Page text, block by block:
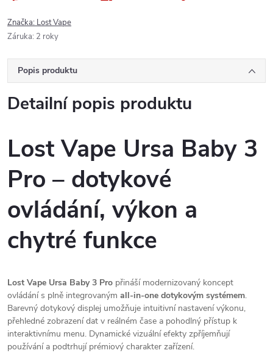
Značka: Lost Vape
Záruka: 2 roky
Popis produktu
Detailní popis produktu
Lost Vape Ursa Baby 3
Pro – dotykové
ovládání, výkon a
chytré funkce
Lost Vape Ursa Baby 3 Pro přináší modernizovaný koncept
ovládání s plně integrovaným all-in-one dotykovým systémem.
Barevný dotykový displej umožňuje intuitivní nastavení výkonu,
přehledné zobrazení dat v reálném čase a pohodlný přístup k
interaktivnímu menu. Dynamické vizuální efekty zpříjemňují
používání a podtrhují prémiový charakter zařízení.